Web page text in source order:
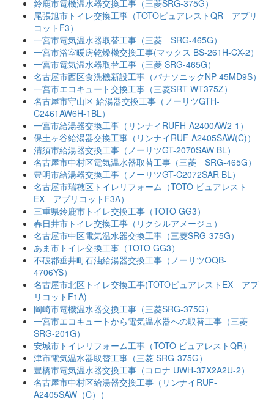
鈴鹿市電機温水器交換工事（三菱SRG-375G）
尾張旭市トイレ交換工事（TOTOピュアレストQR アプリ
コットF3）
一宮市電気温水器取替工事（三菱 SRG-465G）
一宮市浴室暖房乾燥機交換工事(マックス BS-261H-CX-2）
一宮市電気温水器取替工事（三菱 SRG-465G）
名古屋市西区食洗機新設工事（パナソニックNP-45MD9S）
一宮市エコキュート交換工事（三菱SRT-WT375Z）
名古屋市守山区 給湯器交換工事（ノーリツGTH-
C2461AW6H-1BL）
一宮市給湯器交換工事（リンナイRUFH-A2400AW2-1）
保土ヶ谷給湯器交換工事（リンナイRUF-A2405SAW(C)）
清須市給湯器交換工事（ノーリツGT-2070SAW BL）
名古屋市中村区電気温水器取替工事（三菱 SRG-465G）
豊明市給湯器交換工事（ノーリツGT-C2072SAR BL）
名古屋市瑞穂区トイレリフォーム（TOTO ピュアレスト
EX アプリコットF3A）
三重県鈴鹿市トイレ交換工事（TOTO GG3）
春日井市トイレ交換工事（リクシルアメージュ）
名古屋市中区電気温水器交換工事（三菱SRG-375G）
あま市トイレ交換工事（TOTO GG3）
不破郡垂井町石油給湯器交換工事（ノーリツOQB-
4706YS）
名古屋市北区トイレ交換工事(TOTOピュアレストEX アプ
リコットF1A)
岡崎市電機温水器交換工事（三菱SRG-375G）
一宮市エコキュートから電気温水器への取替工事（三菱
SRG-201G）
安城市トイレリフォーム工事（TOTO ピュアレストQR）
津市電気温水器取替工事（三菱 SRG-375G）
豊橋市電気温水器交換工事（コロナ UWH-37X2A2U-2）
名古屋市中村区給湯器交換工事（リンナイRUF-
A2405SAW（C））